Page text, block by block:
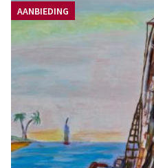
AANBIEDING